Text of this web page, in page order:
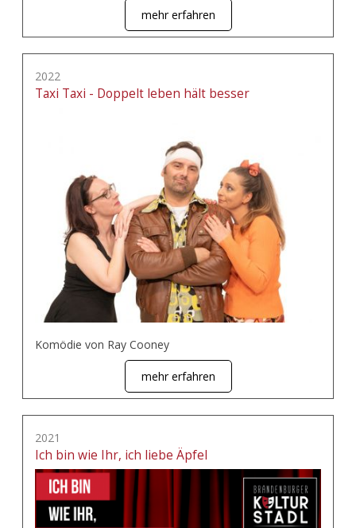
mehr erfahren
2022
Taxi Taxi - Doppelt leben hält besser
Komödie von Ray Cooney
mehr erfahren
2021
Ich bin wie Ihr, ich liebe Äpfel